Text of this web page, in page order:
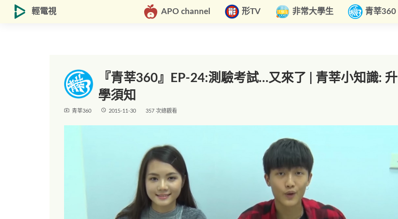
輕電視 APO channel 形TV 非常大學生 青莘360
『青莘360』EP-24:測驗考試…又來了 | 青莘小知識: 升
學須知
live_tv 青莘360 access_time 2015-11-30 357 次總觀看